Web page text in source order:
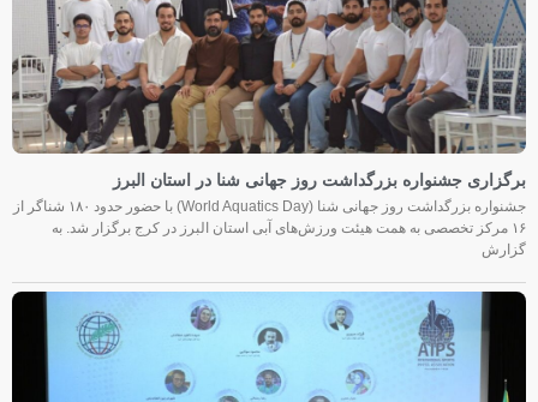
برگزاری جشنواره بزرگداشت روز جهانی شنا در استان البرز
جشنواره بزرگداشت روز جهانی شنا (World Aquatics Day) با حضور حدود ۱۸۰ شناگر از
۱۶ مرکز تخصصی به همت هیئت ورزش‌های آبی استان البرز در کرج برگزار شد. به
گزارش